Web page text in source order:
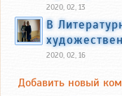
2020, 02, 13
В
2020, 02, 16
Добавить новый